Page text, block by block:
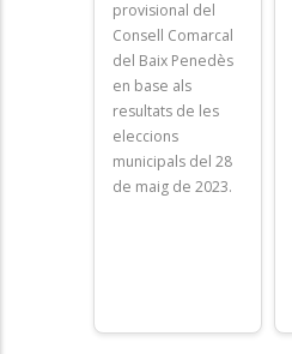
provisional del
Consell Comarcal
del Baix Penedès
en base als
resultats de les
eleccions
municipals del 28
de maig de 2023.